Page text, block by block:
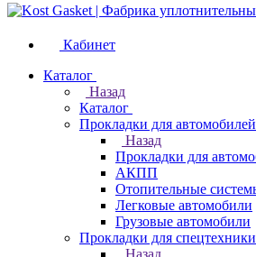
Кабинет
Каталог
Назад
Каталог
Прокладки для автомобилей
Назад
Прокладки для
АКПП
Отопительные
Легковые автомобили
Грузовые автомобили
Прокладки для спецтехники
Назад